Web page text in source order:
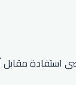
لدينا أفضل كود خصم نون لعام